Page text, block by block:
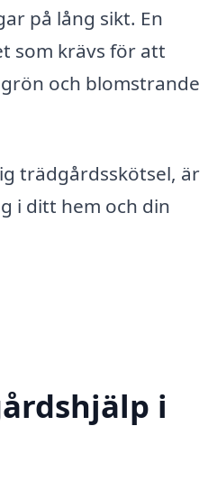
på lång sikt. En
som krävs för att
och blomstrande
trädgårdsskötsel, är
i ditt hem och din
i